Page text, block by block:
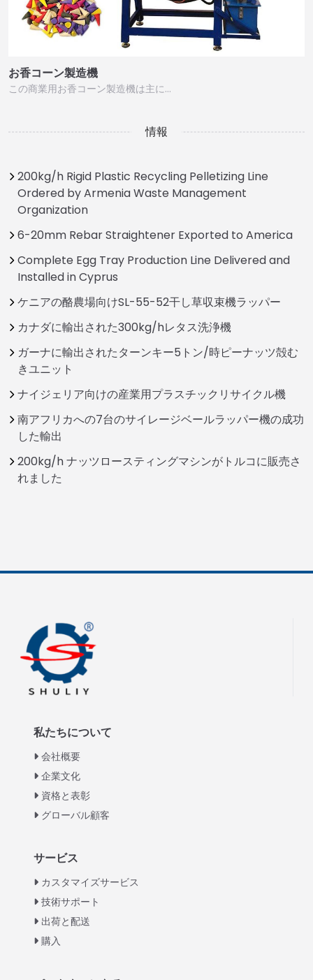
お香コーン製造機
この商業用お香コーン製造機は主に…
情報
200kg/h Rigid Plastic Recycling Pelletizing Line
Ordered by Armenia Waste Management
Organization
6-20mm Rebar Straightener Exported to America
Complete Egg Tray Production Line Delivered and
Installed in Cyprus
ケニアの酪農場向けSL-55-52干し草収束機ラッパー
カナダに輸出された300kg/hレタス洗浄機
ガーナに輸出されたターンキー5トン/時ピーナッツ殻む
きユニット
ナイジェリア向けの産業用プラスチックリサイクル機
南アフリカへの7台のサイレージベールラッパー機の成功
した輸出
200kg/h ナッツロースティングマシンがトルコに販売さ
れました
私たちについて
会社概要
企業文化
資格と表彰
グローバル顧客
サービス
カスタマイズサービス
技術サポート
出荷と配送
購入Turkish
Swahili
Urdu
Greek
Italian